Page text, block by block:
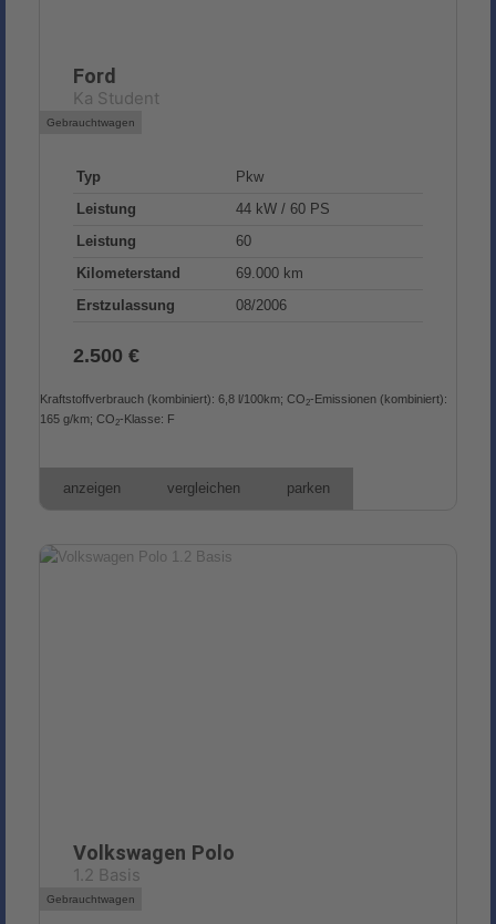
Ford
Ka Student
Gebrauchtwagen
Typ
Pkw
Leistung
44 kW / 60 PS
Leistung
60
Kilometerstand
69.000 km
Erstzulassung
08/2006
2.500 €
Kraftstoffverbrauch (kombiniert): 6,8 l/100km; CO2-Emissionen (kombiniert):
165 g/km; CO2-Klasse: F
anzeigen vergleichen parken
Volkswagen Polo
1.2 Basis
Gebrauchtwagen